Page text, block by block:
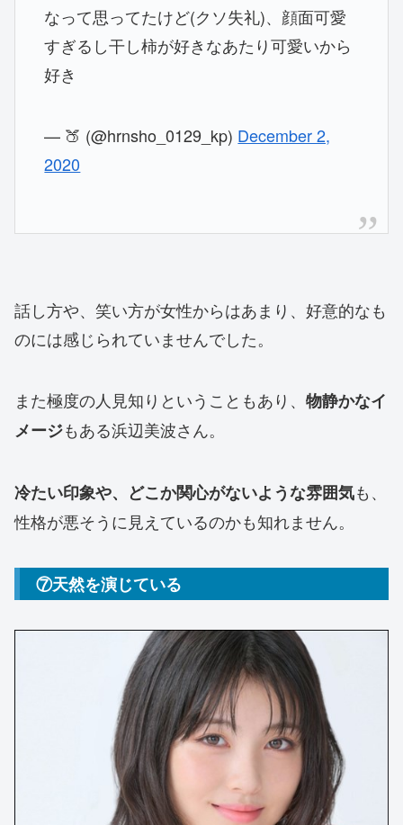
なって思ってたけど(クソ失礼)、顔面可愛
すぎるし干し柿が好きなあたり可愛いから
好き
— 🍑 (@hrnsho_0129_kp) December 2,
2020
話し方や、笑い方が女性からはあまり、好意的なも
のには感じられていませんでした。
また極度の人見知りということもあり、 物静かなイ
メージもある浜辺美波さん。
冷たい印象や、どこか関心がないような雰囲気も、
性格が悪そうに見えているのかも知れません。
⑦天然を演じている